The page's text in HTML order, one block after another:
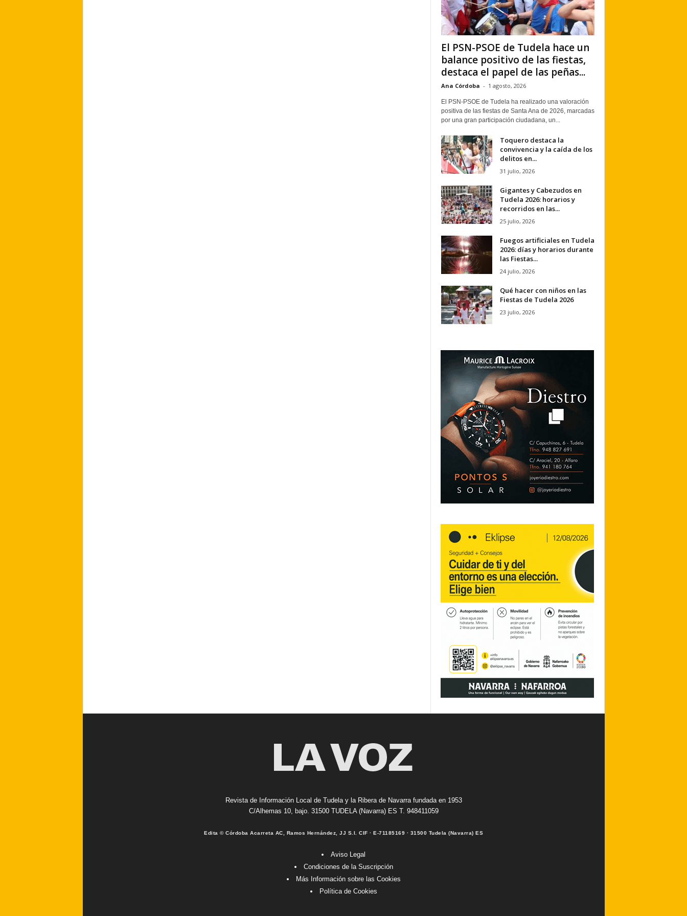
El PSN-PSOE de Tudela hace un
balance positivo de las fiestas,
destaca el papel de las peñas...
Ana Córdoba - 1 agosto, 2026
El PSN-PSOE de Tudela ha realizado una valoración
positiva de las fiestas de Santa Ana de 2026, marcadas
por una gran participación ciudadana, un...
Toquero destaca la
convivencia y la caída de los
delitos en...
31 julio, 2026
Gigantes y Cabezudos en
Tudela 2026: horarios y
recorridos en las...
25 julio, 2026
Fuegos artificiales en Tudela
2026: días y horarios durante
las Fiestas...
24 julio, 2026
Qué hacer con niños en las
Fiestas de Tudela 2026
23 julio, 2026
Revista de Información Local de Tudela y la Ribera de Navarra fundada en 1953
C/Alhemas 10, bajo. 31500 TUDELA (Navarra) ES T. 948411059
Edita © Córdoba Acarreta AC, Ramos Hernández, JJ S.I. CIF · E-71185169 · 31500 Tudela (Navarra) ES
Aviso Legal
Condiciones de la Suscripción
Más Información sobre las Cookies
Política de Cookies